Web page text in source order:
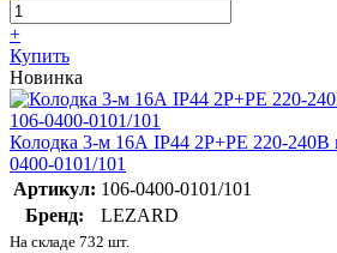
+
Купить
Новинка
Колодка 3-м 16А IP44 2P+PE 220-
0400-0101/101
Артикул: 106-0400-0101/101
Бренд:
LEZARD
На складе 732 шт.